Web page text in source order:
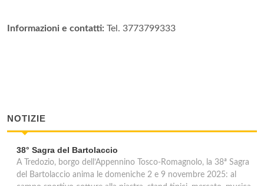
Informazioni e contatti: Tel. 3773799333
NOTIZIE
38° Sagra del Bartolaccio
A Tredozio, borgo dell’Appennino Tosco-Romagnolo, la 38ª Sagra
del Bartolaccio anima le domeniche 2 e 9 novembre 2025: al